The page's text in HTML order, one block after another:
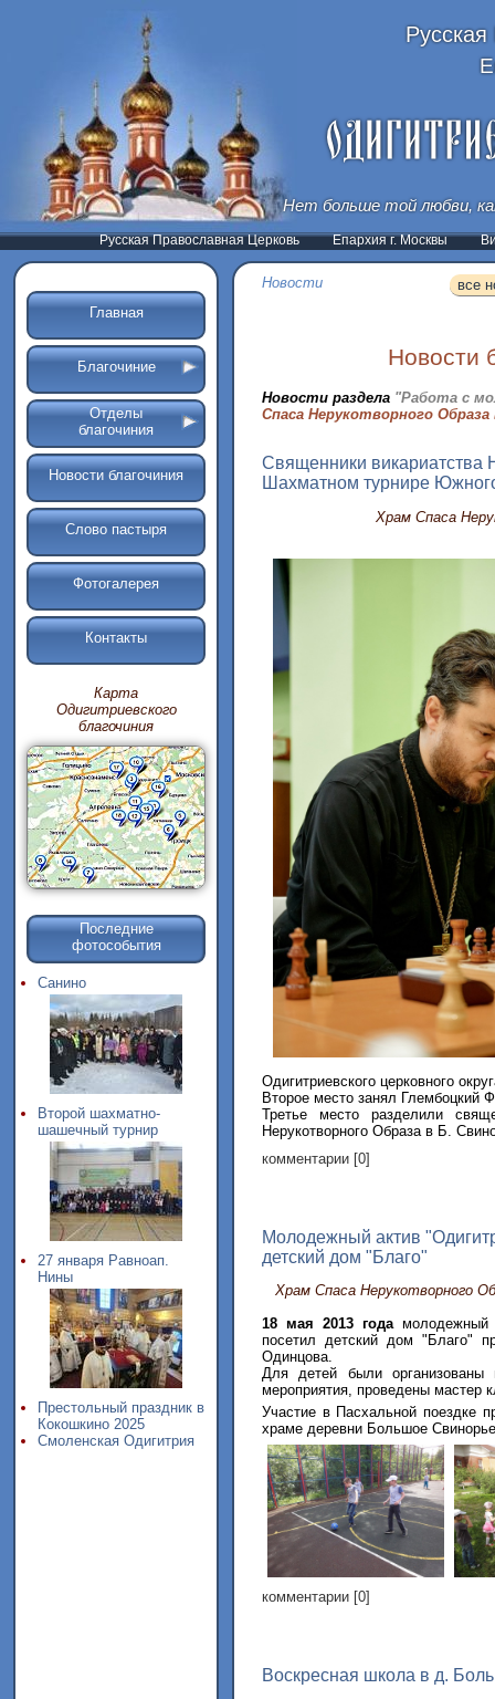
Нет больше той любви,
Русская Православная Церковь Епархия г. Москвы
Главная
Благочиние
Отделы
благочиния
Новости благочиния
Слово пастыря
Фотогалерея
Контакты
Карта
Одигитриевского
благочиния
Последние
фотособытия
Санино
Второй шахматно-
шашечный турнир
27 января Равноап.
Нины
Престольный праздник в
Кокошкино 2025
Смоленская Одигитрия
Новости все
Новости
Новости раздела "Работа с
Спаса Нерукотворного
Священники викариатства
Шахматном турнире
Храм Спаса
Одигитриевского церковного
Второе место занял Глембоцкий
Третье место разделили
Нерукотворного Образа в Б.
комментарии [0]
Молодежный актив
детский дом "Благо"
Храм Спаса Нерукотворного
18 мая 2013 года молодежный
посетил детский дом "Благо"
Одинцова.
Для детей были
мероприятия, проведены мастер
Участие в Пасхальной поездке
храме деревни Большое
комментарии [0]
Воскресная школа в д.